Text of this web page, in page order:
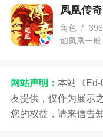
我更喜欢这种武士
动画和木剑一样
这个建议大家
己炸飞……一定要
凤凰传奇
角色 /
如凤凰一般
网站声明： 本站《Ed-
友提供，仅作为展示
您的权益，请来信告